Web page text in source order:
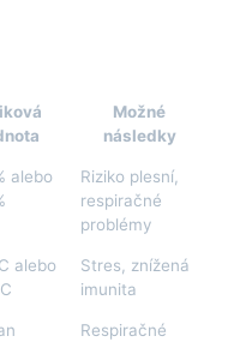
Možné
následky
alebo
Riziko plesní,
respiračné
problémy
alebo
Stres, znížená
imunita
Respiračné